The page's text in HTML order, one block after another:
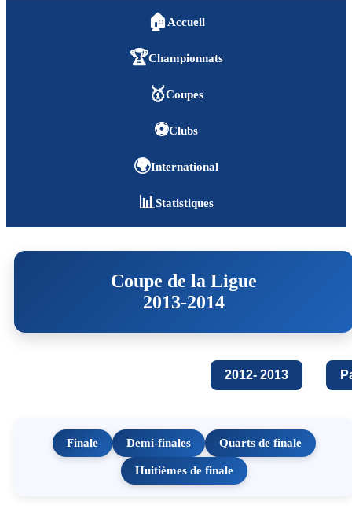
🏠 Accueil
🏆Championnats
🥇Coupes
⚽Clubs
🌍International
📊Statistiques
Coupe de la Ligue
2013-2014
2012- 2013
Finale Demi-finales Quarts de finale
Huitièmes de finale